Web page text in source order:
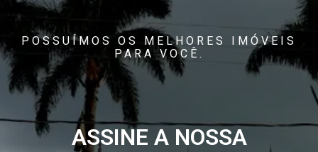
POSSUÍMOS OS MELHORES IMÓVEIS
PARA VOCÊ.
ASSINE A NOSSA